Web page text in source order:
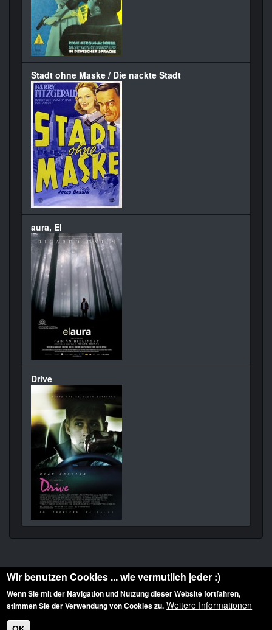
Stadt ohne Maske / Die nackte Stadt
aura, El
Drive
Diese Website ist urheberrechtlich geschützt: © 2010-2026 der Film Noir de. Alle
Rechte vorbehalten.
Wir benutzen Cookies ... wie vermutlich jeder :)
Wenn Sie mit der Navigation und Nutzung dieser Website fortfahren,
stimmen Sie der Verwendung von Cookies zu. Weitere Informationen